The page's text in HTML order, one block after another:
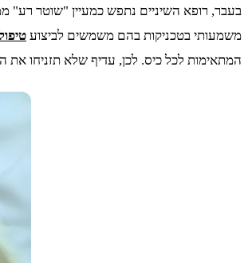
בעבר, רופא השיניים נתפש כמעיין "שוטר רע"
משמעותי בטכניקות בהם משמשים לביצוע
המתאימות לכל כיס. לכן, עדיף שלא תזניחו